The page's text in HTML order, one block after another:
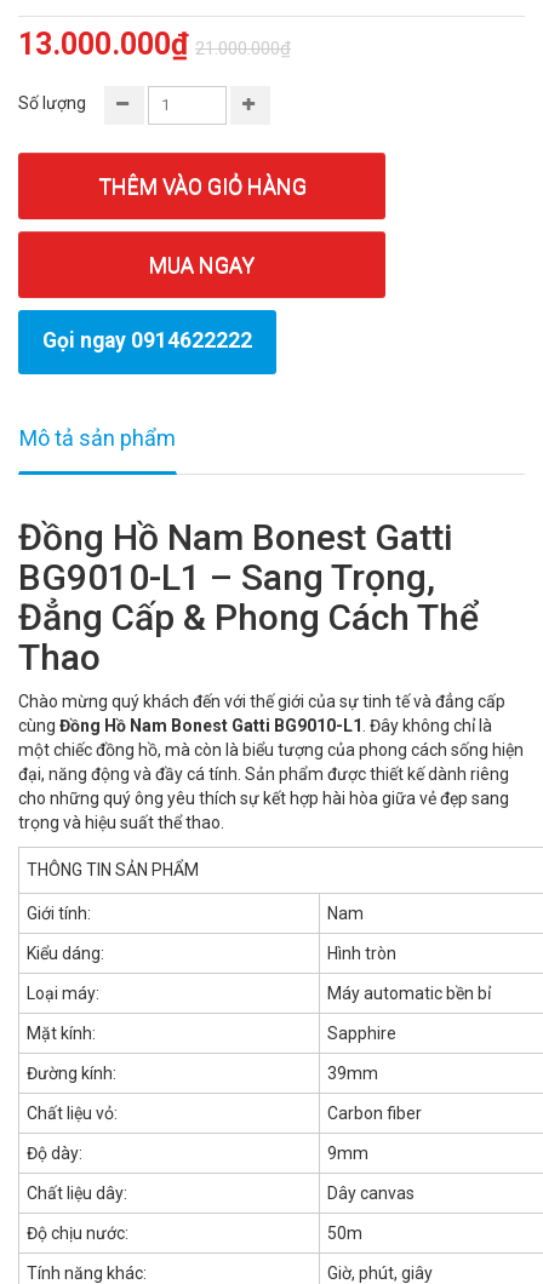
13.000.000₫ 21.000.000₫
Số lượng
THÊM VÀO GIỎ HÀNG
MUA NGAY
Gọi ngay 0914622222
Mô tả sản phẩm
Đồng Hồ Nam Bonest Gatti
BG9010-L1 – Sang Trọng,
Đẳng Cấp & Phong Cách Thể
Thao
Chào mừng quý khách đến với thế giới của sự tinh tế và đẳng cấp
cùng Đồng Hồ Nam Bonest Gatti BG9010-L1 . Đây không chỉ là
một chiếc đồng hồ, mà còn là biểu tượng của phong cách sống hiện
đại, năng động và đầy cá tính. Sản phẩm được thiết kế dành riêng
cho những quý ông yêu thích sự kết hợp hài hòa giữa vẻ đẹp sang
trọng và hiệu suất thể thao.
THÔNG TIN SẢN PHẨM
Giới tính: Nam
Kiểu dáng: Hình tròn
Loại máy: Máy automatic bền bỉ
Mặt kính: Sapphire
Đường kính: 39mm
Chất liệu vỏ: Carbon fiber
Độ dày: 9mm
Chất liệu dây: Dây canvas
Độ chịu nước: 50m
Tính năng khác: Giờ, phút, giây